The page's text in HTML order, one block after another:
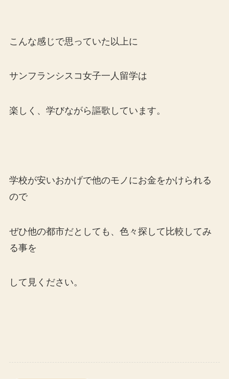
こんな感じで思っていた以上に
サンフランシスコ女子一人留学は
楽しく、学びながら謳歌しています。
学校が安いおかげで他のモノにお金をかけられる
ので
ぜひ他の都市だとしても、色々探して比較してみ
る事を
して見ください。